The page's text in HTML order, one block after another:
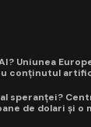
Uniunea
conținutul
speranței?
de dolari și o